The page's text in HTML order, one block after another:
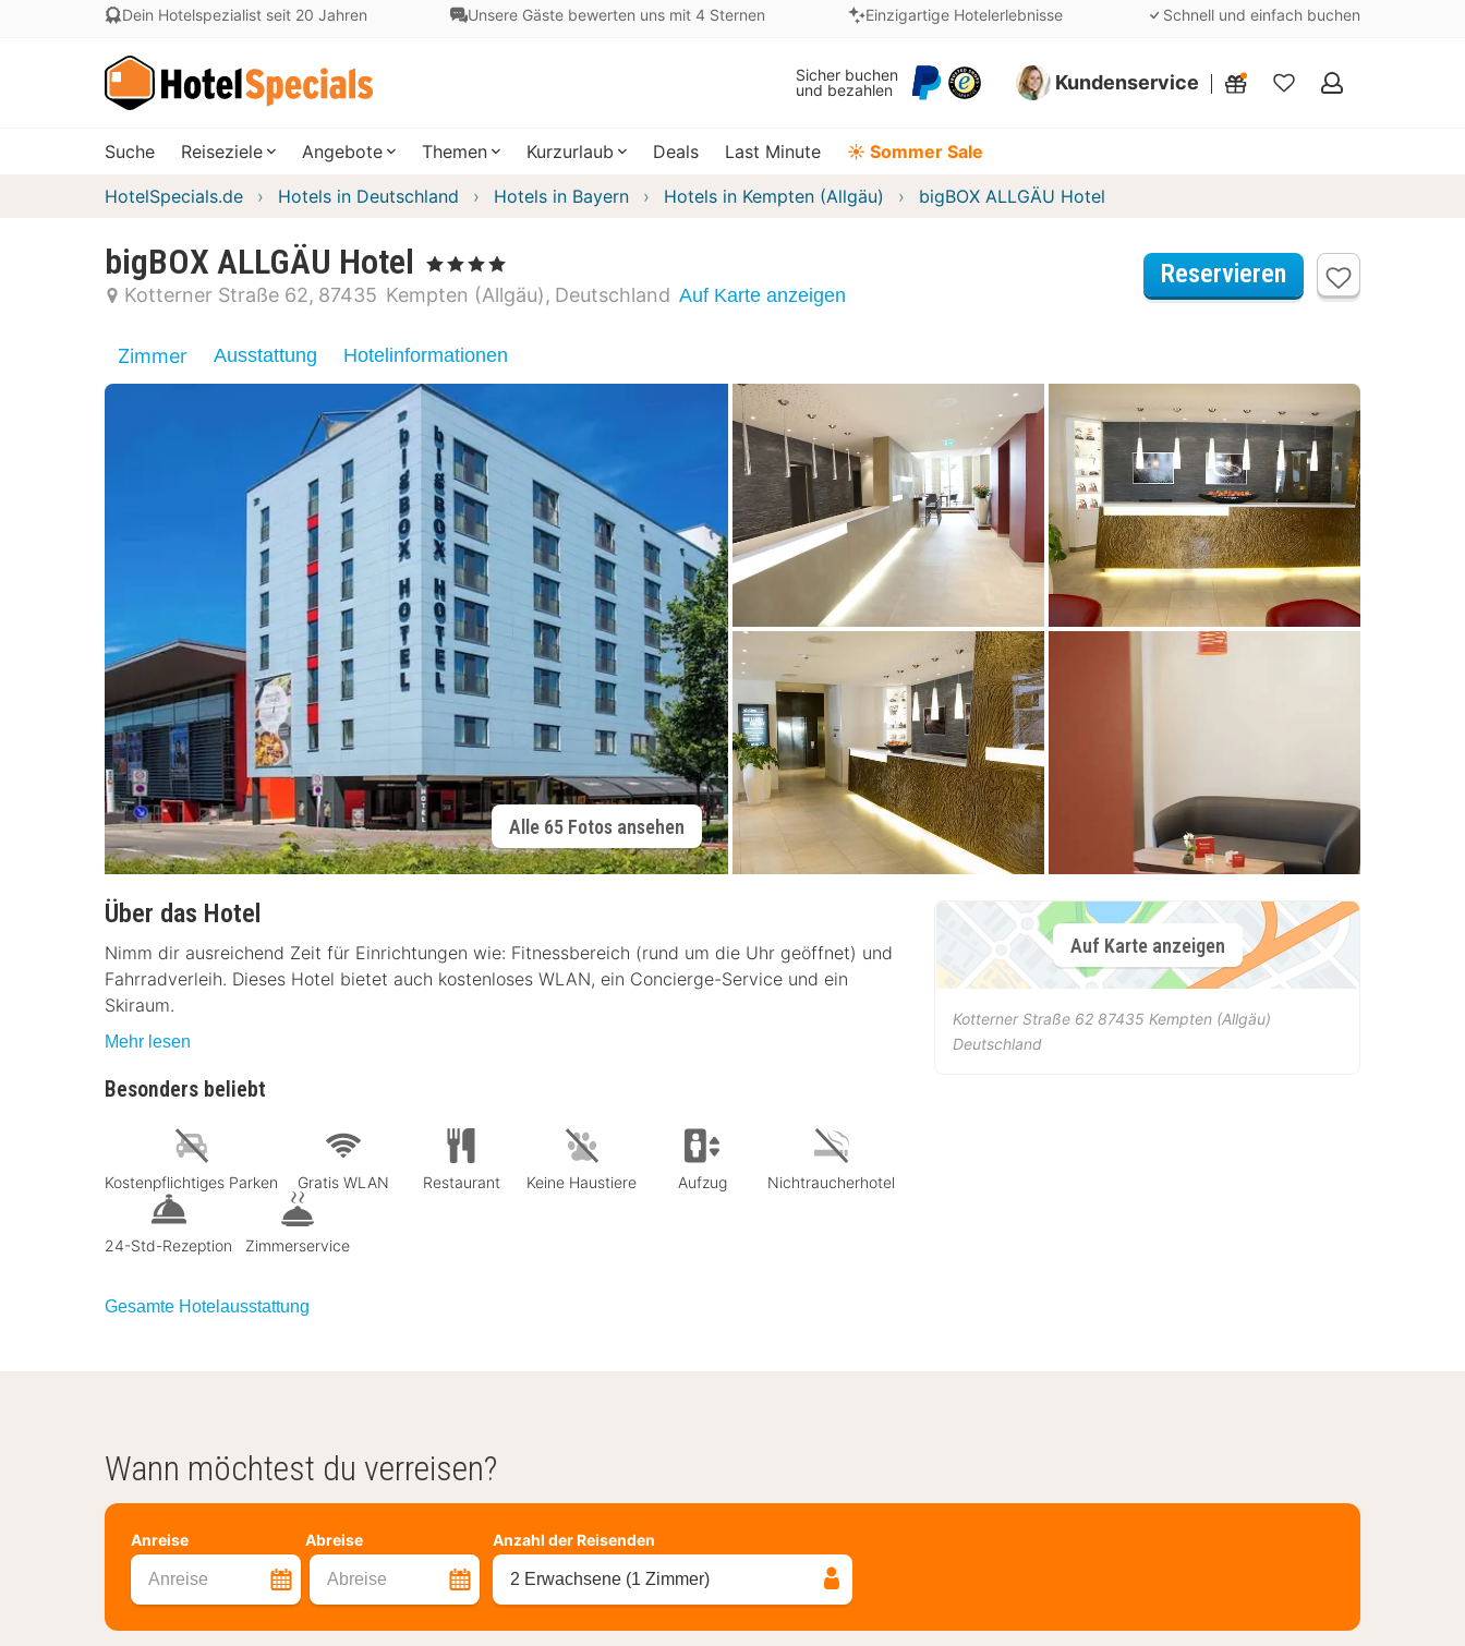
Dein Hotelspezialist seit 20 Jahren Unsere Gäste bewerten uns mit 4 Sternen Einzigartige Hotelerlebnisse Schnell und einfach buchen
Sicher buchen
und bezahlen
Kundenservice
Meine
Suche Reiseziele Angebote Themen Kurzurlaub Deals Last Minute ☀️ Sommer Sale
HotelSpecials.de Hotels in Deutschland Hotels in Bayern Hotels in Kempten (Allgäu) bigBOX ALLGÄU Hotel
bigBOX ALLGÄU Hotel , 4 Sterne
Kotterner Straße 62 87435 Kempten (Allgäu) Deutschland Auf Karte anzeigen
Reservieren
Zimmer Ausstattung Hotelinformationen
Alle 65 Fotos ansehen
Über das Hotel
Nimm dir ausreichend Zeit für Einrichtungen wie: Fitnessbereich (rund um die Uhr geöffnet) und
Fahrradverleih. Dieses Hotel bietet auch kostenloses WLAN, ein Concierge-Service und ein
Skiraum.
Mehr lesen
Besonders beliebt
Kostenpflichtiges Parken Gratis WLAN Restaurant Keine Haustiere Aufzug Nichtraucherhotel
24-Std-Rezeption Zimmerservice
Gesamte Hotelausstattung
Auf Karte anzeigen
Kotterner Straße 62 87435 Kempten (Allgäu)
Deutschland
Wann möchtest du verreisen?
Anreise Abreise
Anreise Abreise
Anzahl der Reisenden
2 Erwachsene (1 Zimmer)